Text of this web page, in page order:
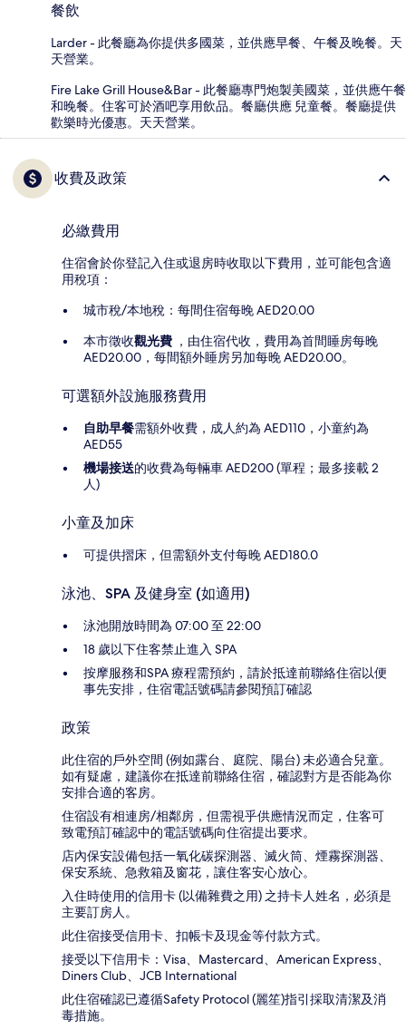
餐飲
Larder - 此餐廳為你提供多國菜，並供應早餐、午餐及晚餐。天
天營業。
Fire Lake Grill House&Bar - 此餐廳專門炮製美國菜，並供應午餐
和晚餐。住客可於酒吧享用飲品。餐廳供應 兒童餐。餐廳提供
歡樂時光優惠。天天營業。
收費及政策
必繳費用
住宿會於你登記入住或退房時收取以下費用，並可能包含適
用稅項：
城市稅/本地稅：每間住宿每晚 AED20.00
本市徵收觀光費 ，由住宿代收，費用為首間睡房每晚
AED20.00，每間額外睡房另加每晚 AED20.00。
可選額外設施服務費用
自助早餐需額外收費，成人約為 AED110，小童約為
AED55
機場接送的收費為每輛車 AED200 (單程；最多接載 2
人)
小童及加床
可提供摺床，但需額外支付每晚 AED180.0
泳池、SPA 及健身室 (如適用)
泳池開放時間為 07:00 至 22:00
18 歲以下住客禁止進入 SPA
按摩服務和SPA 療程需預約，請於抵達前聯絡住宿以便
事先安排，住宿電話號碼請參閱預訂確認
政策
此住宿的戶外空間 (例如露台、庭院、陽台) 未必適合兒童。
如有疑慮，建議你在抵達前聯絡住宿，確認對方是否能為你
安排合適的客房。
住宿設有相連房/相鄰房，但需視乎供應情況而定，住客可
致電預訂確認中的電話號碼向住宿提出要求。
店內保安設備包括一氧化碳探測器、滅火筒、煙霧探測器、
保安系統、急救箱及窗花，讓住客安心放心。
入住時使用的信用卡 (以備雜費之用) 之持卡人姓名，必須是
主要訂房人。
此住宿接受信用卡、扣帳卡及現金等付款方式。
接受以下信用卡：Visa、Mastercard、American Express、
Diners Club、JCB International
此住宿確認已遵循Safety Protocol (麗笙)指引採取清潔及消
毒措施。